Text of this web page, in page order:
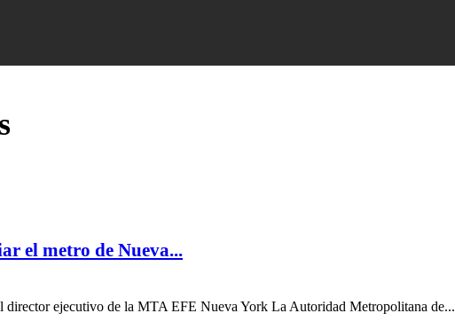
el metro de Nueva...
ejecutivo de la MTA EFE Nueva York La Autoridad Metropolitana de...